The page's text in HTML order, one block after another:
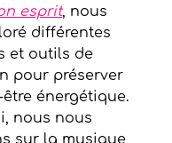
esprit, nous
différentes
et outils de
pour préserver
énergétique.
nous nous
sur la musique